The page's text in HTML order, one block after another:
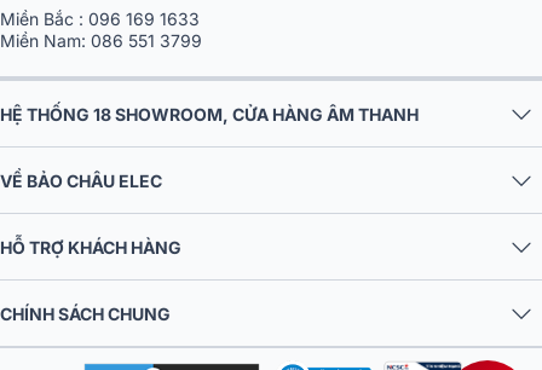
Miền Bắc : 096 169 1633
Miền Nam: 086 551 3799
HỆ THỐNG 18 SHOWROOM, CỬA HÀNG ÂM THANH
VỀ BẢO CHÂU ELEC
HỖ TRỢ KHÁCH HÀNG
CHÍNH SÁCH CHUNG